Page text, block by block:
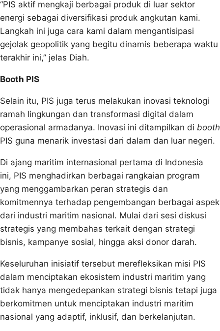
“PIS aktif mengkaji berbagai produk di luar sektor
energi sebagai diversifikasi produk angkutan kami.
Langkah ini juga cara kami dalam mengantisipasi
gejolak geopolitik yang begitu dinamis beberapa waktu
terakhir ini,” jelas Diah.
Booth PIS
Selain itu, PIS juga terus melakukan inovasi teknologi
ramah lingkungan dan transformasi digital dalam
operasional armadanya. Inovasi ini ditampilkan di booth
PIS guna menarik investasi dari dalam dan luar negeri.
Di ajang maritim internasional pertama di Indonesia
ini, PIS menghadirkan berbagai rangkaian program
yang menggambarkan peran strategis dan
komitmennya terhadap pengembangan berbagai aspek
dari industri maritim nasional. Mulai dari sesi diskusi
strategis yang membahas terkait dengan strategi
bisnis, kampanye sosial, hingga aksi donor darah.
Keseluruhan inisiatif tersebut merefleksikan misi PIS
dalam menciptakan ekosistem industri maritim yang
tidak hanya mengedepankan strategi bisnis tetapi juga
berkomitmen untuk menciptakan industri maritim
nasional yang adaptif, inklusif, dan berkelanjutan.